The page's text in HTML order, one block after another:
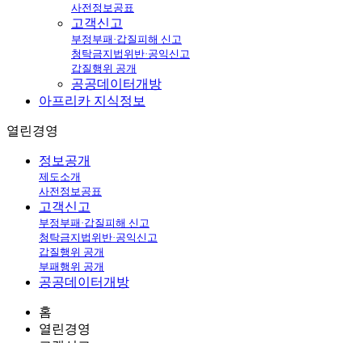
사전정보공표
고객신고
부정부패·갑질피해 신고
청탁금지법위반·공익신고
갑질행위 공개
공공데이터개방
아프리카 지식정보
열린경영
정보공개
제도소개
사전정보공표
고객신고
부정부패·갑질피해 신고
청탁금지법위반·공익신고
갑질행위 공개
부패행위 공개
공공데이터개방
홈
열린경영